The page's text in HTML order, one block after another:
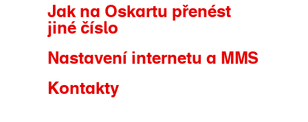
Jak na Oskartu přenést
jiné číslo
Nastavení internetu a MMS
Kontakty